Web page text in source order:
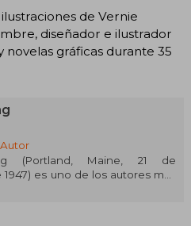
de Vernie
diseñador e ilustrador
novelas gráficas durante 35
(Portland, Maine, 21 de
es uno de los autores más
prolíficos de la literatura